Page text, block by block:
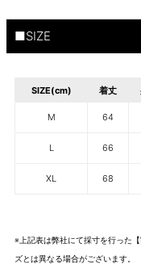
■SIZE
SIZE(cm) 着丈
M 64
L 66
XL 68
※上記表は弊社にて採寸を行った
ズとは異なる場合がございます。